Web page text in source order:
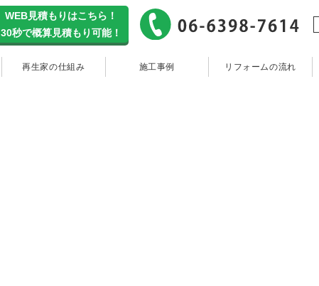
WEB見積もりはこちら！
30秒で概算見積もり可能！
再生家の仕組み 施工事例 リフォームの流れ
再生家の仕組み 施工事例